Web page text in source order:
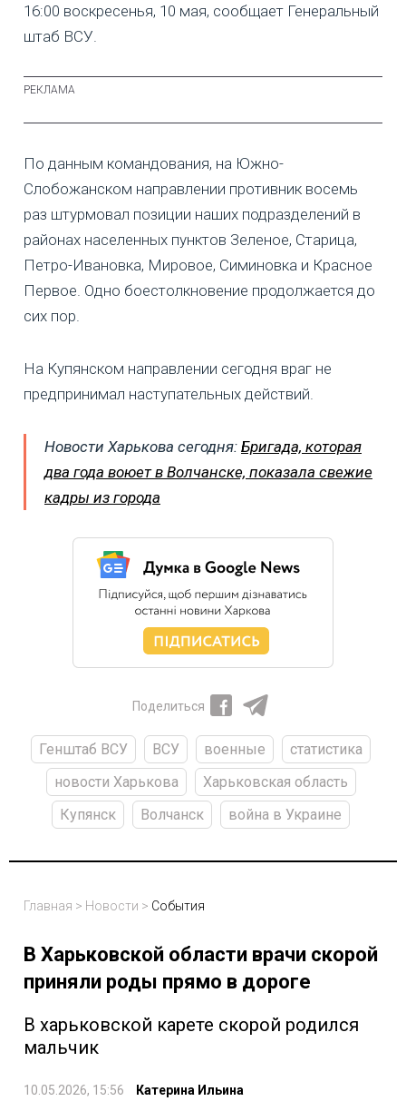
16:00 воскресенья, 10 мая, сообщает Генеральный
штаб ВСУ.
По данным командования, на Южно-
Слобожанском направлении противник восемь
раз штурмовал позиции наших подразделений в
районах населенных пунктов Зеленое, Старица,
Петро-Ивановка, Мировое, Симиновка и Красное
Первое. Одно боестолкновение продолжается до
сих пор.
На Купянском направлении сегодня враг не
предпринимал наступательных действий.
Новости Харькова сегодня: Бригада, которая
два года воюет в Волчанске, показала свежие
кадры из города
Поделиться
Генштаб ВСУ ВСУ военные
статистика
новости Харькова
Харьковская область
Купянск
Волчанск война в Украине
Главная > Новости > События
В Харьковской области врачи скорой
приняли роды прямо в дороге
В харьковской карете скорой родился
мальчик
10.05.2026, 15:56 Катерина Ильина